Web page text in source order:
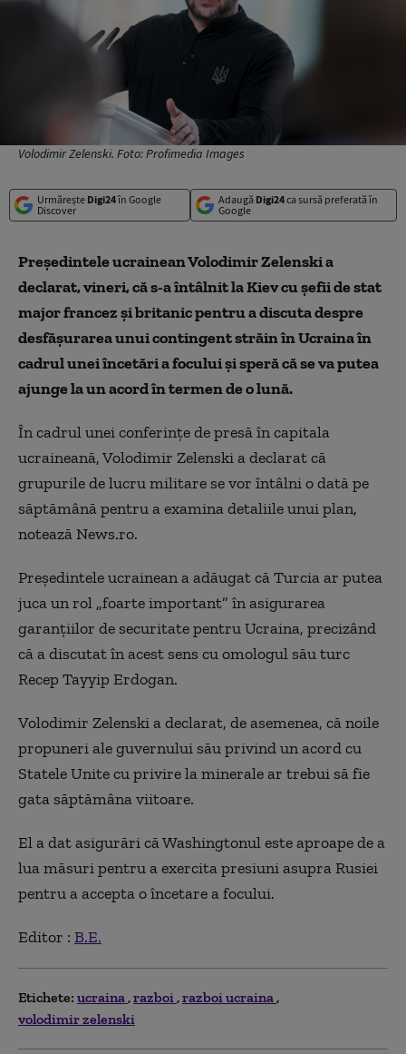
Volodimir Zelenski. Foto: Profimedia Images
Urmărește Digi24în Google
Discover
Adaugă Digi24ca sursă preferată în
Google
Preşedintele ucrainean Volodimir Zelenski a
declarat, vineri, că s-a întâlnit la Kiev cu şefii de stat
major francez şi britanic pentru a discuta despre
desfăşurarea unui contingent străin în Ucraina în
cadrul unei încetări a focului şi speră că se va putea
ajunge la un acord în termen de o lună.
În cadrul unei conferinţe de presă în capitala
ucraineană, Volodimir Zelenski a declarat că
grupurile de lucru militare se vor întâlni o dată pe
săptămână pentru a examina detaliile unui plan,
notează News.ro.
Preşedintele ucrainean a adăugat că Turcia ar putea
juca un rol „foarte important” în asigurarea
garanţiilor de securitate pentru Ucraina, precizând
că a discutat în acest sens cu omologul său turc
Recep Tayyip Erdogan.
Volodimir Zelenski a declarat, de asemenea, că noile
propuneri ale guvernului său privind un acord cu
Statele Unite cu privire la minerale ar trebui să fie
gata săptămâna viitoare.
El a dat asigurări că Washingtonul este aproape de a
lua măsuri pentru a exercita presiuni asupra Rusiei
pentru a accepta o încetare a focului.
Editor : B.E.
Etichete: ucraina razboi razboi ucraina
volodimir zelenski